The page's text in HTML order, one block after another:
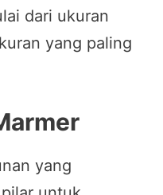
dari ukuran
yang paling
yang